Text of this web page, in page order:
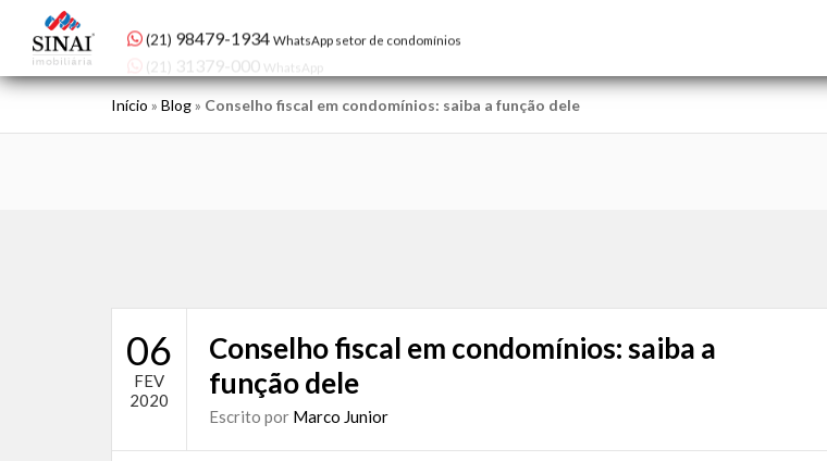
(21) 98479-1934WhatsApp setor de condomínios
Início » Blog» Conselho fiscal em condomínios: saiba a função dele
06
FEV
2020
Conselho fiscal em condomínios: saiba a
função dele
Escrito por Marco Junior